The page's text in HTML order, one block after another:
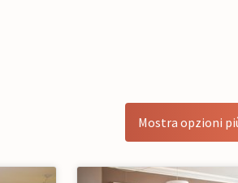
Mostra opzioni